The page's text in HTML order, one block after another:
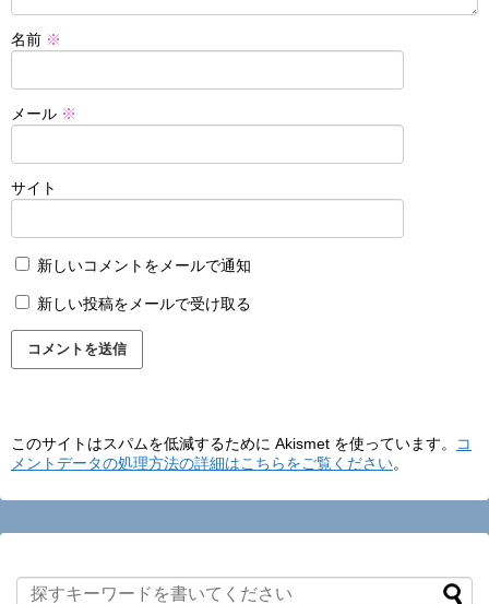
名前 ※
メール ※
サイト
新しいコメントをメールで通知
新しい投稿をメールで受け取る
このサイトはスパムを低減するために Akismet を使っています。
コ
メントデータの処理方法の詳細はこちらをご覧ください。